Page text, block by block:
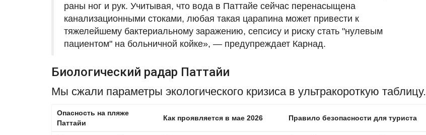
раны ног и рук. Учитывая, что вода в Паттайе сейчас перенасыщена
канализационными стоками, любая такая царапина может привести к
тяжелейшему бактериальному заражению, сепсису и риску стать "нулевым
пациентом" на больничной койке», — предупреждает Карнад.
Биологический радар Паттайи
Мы сжали параметры экологического кризиса в ультракороткую таблицу.
Опасность на пляже
Паттайи
Как проявляется в мае 2026 Правило безопасности для туриста